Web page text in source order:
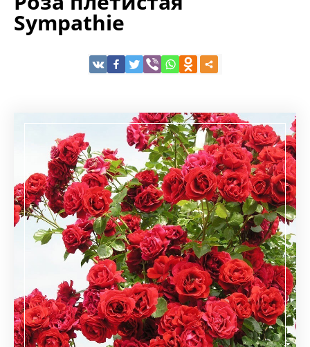
Sympathie